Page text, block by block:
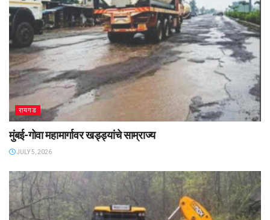
रायगड
मुंबई-गोवा महामार्गावर खड्ड्यांचे साम्राज्य
JULY 5, 2026